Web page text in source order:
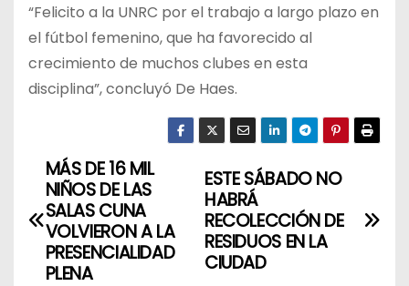
“Felicito a la UNRC por el trabajo a largo plazo en
el fútbol femenino, que ha favorecido al
crecimiento de muchos clubes en esta
disciplina”, concluyó De Haes.
N
a
ESTE SÁBADO NO
HABRÁ
RECOLECCIÓN DE
RESIDUOS EN LA
CIUDAD
MÁS DE 16 MIL
NIÑOS DE LAS
SALAS CUNA
VOLVIERON A LA
PRESENCIALIDAD
PLENA